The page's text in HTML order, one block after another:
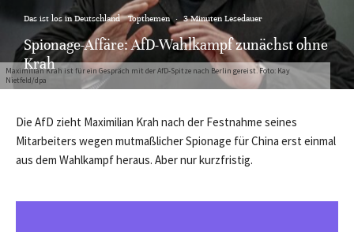
Maximilian Krah ist für ein Gespräch mit der AfD-Spitze nach Berlin gereist. Foto: Kay
Nietfeld/dpa
Das ist los in Deutschland Topthemen · 3 Minuten Lesedauer
Spionage-Affäre: AfD-Wahlkampf zunächst ohne
Krah
Die AfD zieht Maximilian Krah nach der Festnahme seines
Mitarbeiters wegen mutmaßlicher Spionage für China erst einmal
aus dem Wahlkampf heraus. Aber nur kurzfristig.